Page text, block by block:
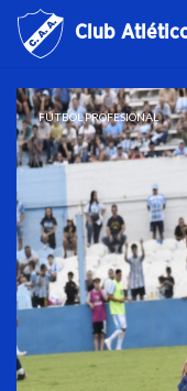
Club
FÚTBOL PROFESIONAL